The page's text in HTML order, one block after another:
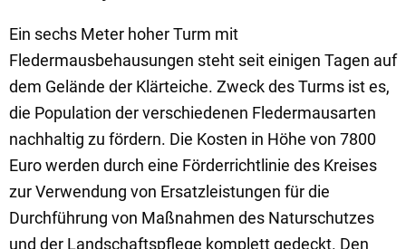
Ein sechs Meter hoher Turm mit
Fledermausbehausungen steht seit einigen Tagen auf
dem Gelände der Klärteiche. Zweck des Turms ist es,
die Population der verschiedenen Fledermausarten
nachhaltig zu fördern. Die Kosten in Höhe von 7800
Euro werden durch eine Förderrichtlinie des Kreises
zur Verwendung von Ersatzleistungen für die
Durchführung von Maßnahmen des Naturschutzes
und der Landschaftspflege komplett gedeckt. Den